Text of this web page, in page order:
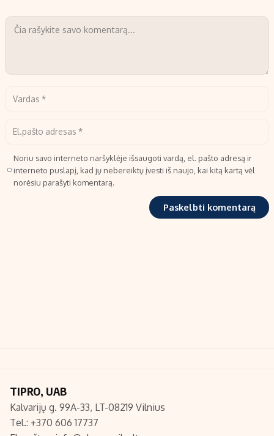
Noriu savo interneto naršyklėje išsaugoti vardą, el. pašto adresą ir
interneto puslapį, kad jų nebereiktų įvesti iš naujo, kai kitą kartą vėl
norėsiu parašyti komentarą.
TIPRO, UAB
Kalvarijų g. 99A-33, LT-08219 Vilnius
Tel.: +370 606 17737